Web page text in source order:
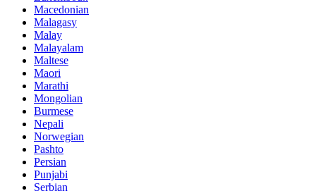
Macedonian
Malagasy
Malay
Malayalam
Maltese
Maori
Marathi
Mongolian
Burmese
Nepali
Norwegian
Pashto
Persian
Punjabi
Serbian